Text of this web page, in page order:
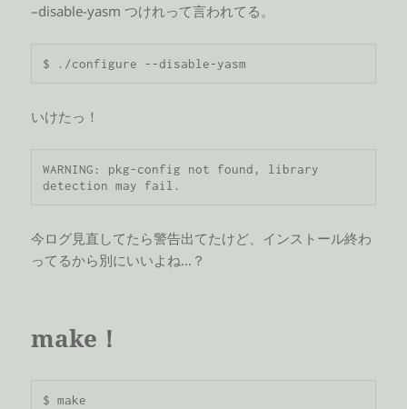
–disable-yasm つけれって言われてる。
$ ./configure --disable-yasm
いけたっ！
WARNING: pkg-config not found, library
detection may fail.
今ログ見直してたら警告出てたけど、インストール終わ
ってるから別にいいよね…？
make！
$ make